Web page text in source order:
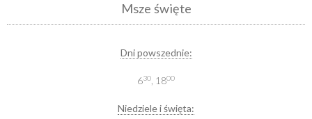
Msze święte
Dni powszednie:
630 , 1800
Niedziele i święta: